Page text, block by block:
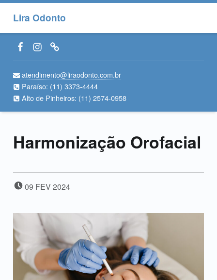
Lira Odonto
Facebook LiraOdonto
Instagram LiraOdonto
Site LiraOdonto
atendimento@liraodonto.com.br
Paraíso: (11) 3373-4444
Alto de Pinheiros: (11) 2574-0958
Harmonização Orofacial
POSTADO EM:
09 FEV 2024